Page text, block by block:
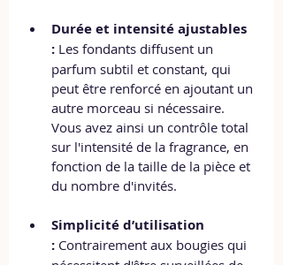
Durée et intensité ajustables
: Les fondants diffusent un
parfum subtil et constant, qui
peut être renforcé en ajoutant un
autre morceau si nécessaire.
Vous avez ainsi un contrôle total
sur l'intensité de la fragrance, en
fonction de la taille de la pièce et
du nombre d'invités.
Simplicité d’utilisation
: Contrairement aux bougies qui